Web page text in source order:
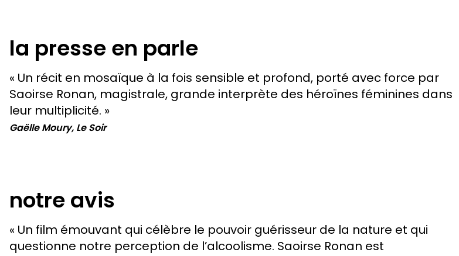
la presse en parle
« Un récit en mosaïque à la fois sensible et profond, porté avec force par
Saoirse Ronan, magistrale, grande interprète des héroïnes féminines dans
leur multiplicité. »
Gaëlle Moury, Le Soir
notre avis
« Un film émouvant qui célèbre le pouvoir guérisseur de la nature et qui
questionne notre perception de l’alcoolisme. Saoirse Ronan est